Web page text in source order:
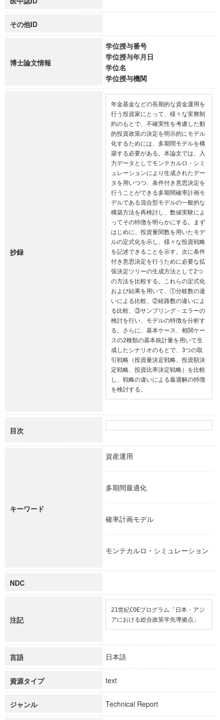
その他ID
博士論文情報
学位授与番号
学位授与年月日
学位名
学位授与機関
抄録
年金基金などの長期的な資金運用を
行う投資家にとって、様々な実務制
約のもとで、不確実性を考慮した動
的投資政策の決定を明示的にモデル
化するためには、多期間モデルを構
築する必要がある。本論文では、入
力データとしてモンテカルロ・シミ
ュレーションにより生成されたデー
タを用いつつ、条件付き意思決定を
行うことができる多期間確率計画モ
デルである混合型モデルの一般的な
構築方法を再検討し、数値実験によ
ってその特徴を明らかにする。まず
はじめに、投資量関数を用いたモデ
ルの定式化を示し、様々な投資戦略
を記述できることを示す。次に条件
付き意思決定を行うために必要な拡
張決定ツリーの生成方法として2つ
の方法を比較する。これらの定式化
および結果を用いて、①分岐数の違
いによる比較、②経路数の違いによ
る比較、③サンプリング・エラーの
検討を行い、モデルの特徴を分析す
る。さらに、基本ケース、相関ケー
スの2種類の基本統計量を用いて生
成したシナリオのもとで、3つの取
引戦略（投資量決定戦略、投資額決
定戦略、投資比率決定戦略）を比較
し、戦略の違いによる最適解の特徴
を検討する。
目次
キーワード
資産運用
多期間最適化
確率計画モデル
モンテカルロ・シミュレーション
NDC
注記
21世紀COEプログラム「日本・アジ
アにおける総合政策学先導拠点」
言語 日本語
資源タイプ text
ジャンル Technical Report